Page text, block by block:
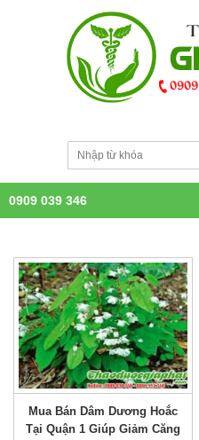
0909 039 346
Mua Bán Dâm Dương Hoắc
Tại Quận 1 Giúp Giảm Căng